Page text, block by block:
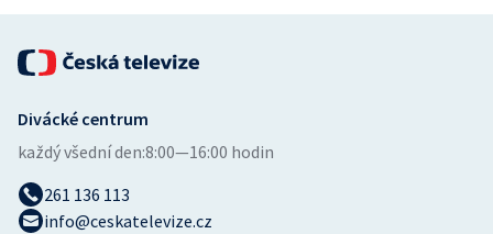
Divácké centrum
každý všední den:8:00—16:00 hodin
261 136 113
info@ceskatelevize.cz